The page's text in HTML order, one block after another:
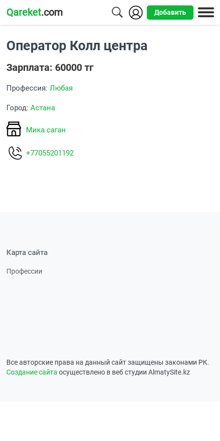
Qareket.com Добавить
Алматы
Астана
Шымкент
Каменогорск
Оператор Колл центра
Зарплата: 60000 тг
Профессия:Любая
Город:Астана
Мика саган
+77055201192
Карта сайта
Профессии
Все авторские права на данный сайт защищены законами РК.
Создание сайта осуществлено в веб студии AlmatySite.kz